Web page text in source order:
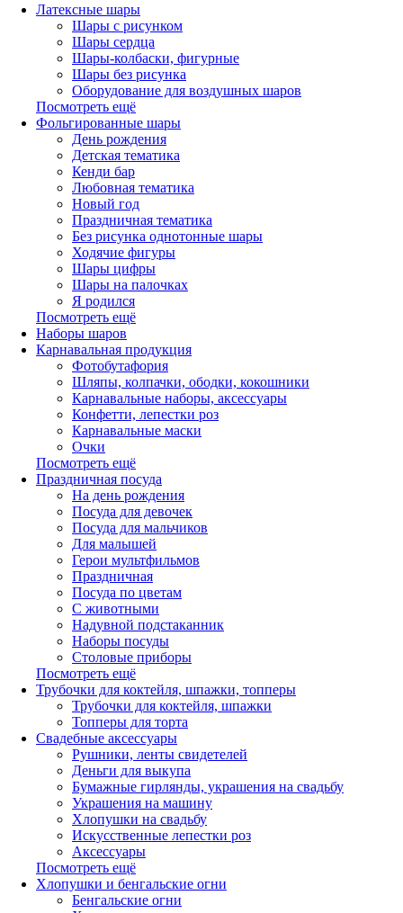
Латексные шары
Шары с рисунком
Шары сердца
Шары-колбаски, фигурные
Шары без рисунка
Оборудование для воздушных шаров
Посмотреть ещё
Фольгированные шары
День рождения
Детская тематика
Кенди бар
Любовная тематика
Новый год
Праздничная тематика
Без рисунка однотонные шары
Ходячие фигуры
Шары цифры
Шары на палочках
Я родился
Посмотреть ещё
Наборы шаров
Карнавальная продукция
Фотобутафория
Шляпы, колпачки, ободки, кокошники
Карнавальные наборы, аксессуары
Конфетти, лепестки роз
Карнавальные маски
Очки
Посмотреть ещё
Праздничная посуда
На день рождения
Посуда для девочек
Посуда для мальчиков
Для малышей
Герои мультфильмов
Праздничная
Посуда по цветам
С животными
Надувной подстаканник
Наборы посуды
Столовые приборы
Посмотреть ещё
Трубочки для коктейля, шпажки, топперы
Трубочки для коктейля, шпажки
Топперы для торта
Свадебные аксессуары
Рушники, ленты свидетелей
Деньги для выкупа
Бумажные гирлянды, украшения на свадьбу
Украшения на машину
Хлопушки на свадьбу
Искусственные лепестки роз
Аксессуары
Посмотреть ещё
Хлопушки и бенгальские огни
Бенгальские огни